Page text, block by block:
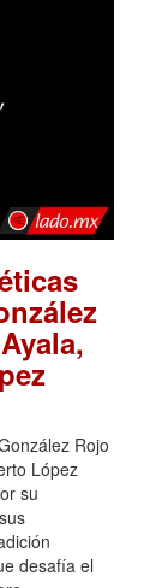
Rojo
López
su
desafía el